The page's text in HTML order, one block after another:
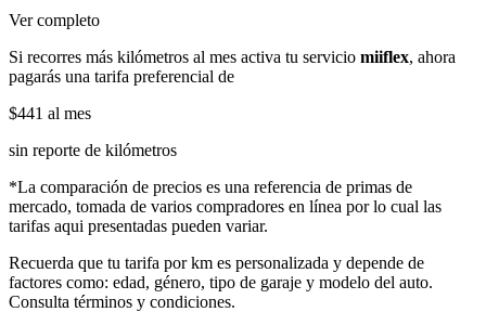
Ver completo
Si recorres más kilómetros al mes activa tu servicio miiflex, ahora
pagarás una tarifa preferencial de
$441 al mes
sin reporte de kilómetros
*La comparación de precios es una referencia de primas de
mercado, tomada de varios compradores en línea por lo cual las
tarifas aqui presentadas pueden variar.
Recuerda que tu tarifa por km es personalizada y depende de
factores como: edad, género, tipo de garaje y modelo del auto.
Consulta términos y condiciones.